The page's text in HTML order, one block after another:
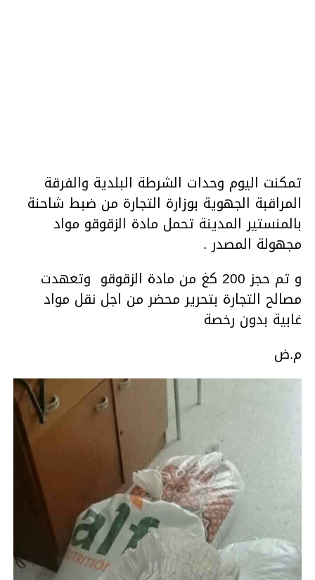
تمكنت اليوم وحدات الشرطة البلدية والفرقة
المراقبة الجهوية بوزارة التجارة من ضبط شاحنة
بالمنستير المدينة تحمل مادة الزقوقو مواد
مجهولة المصدر .
و تم حجز 200 كغ من مادة الزقوقو وتعهدت
مصالح التجارة بتحرير محضر من اجل نقل مواد
غابية بدون رخصة
م.ض